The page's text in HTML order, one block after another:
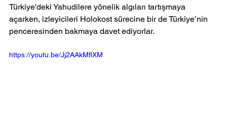
Türkiye'deki Yahudilere yönelik algıları tartışmaya
açarken, izleyicileri Holokost sürecine bir de Türkiye’nin
penceresinden bakmaya davet ediyorlar.
https://youtu.be/Jj2AAkMflXM